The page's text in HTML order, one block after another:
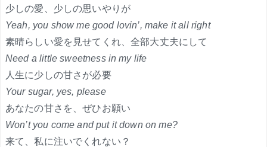
少しの愛、少しの思いやりが
Yeah, you show me good lovin’, make it all right
素晴らしい愛を見せてくれ、全部大丈夫にして
Need a little sweetness in my life
人生に少しの甘さが必要
Your sugar, yes, please
あなたの甘さを、ぜひお願い
Won’t you come and put it down on me?
来て、私に注いでくれない？